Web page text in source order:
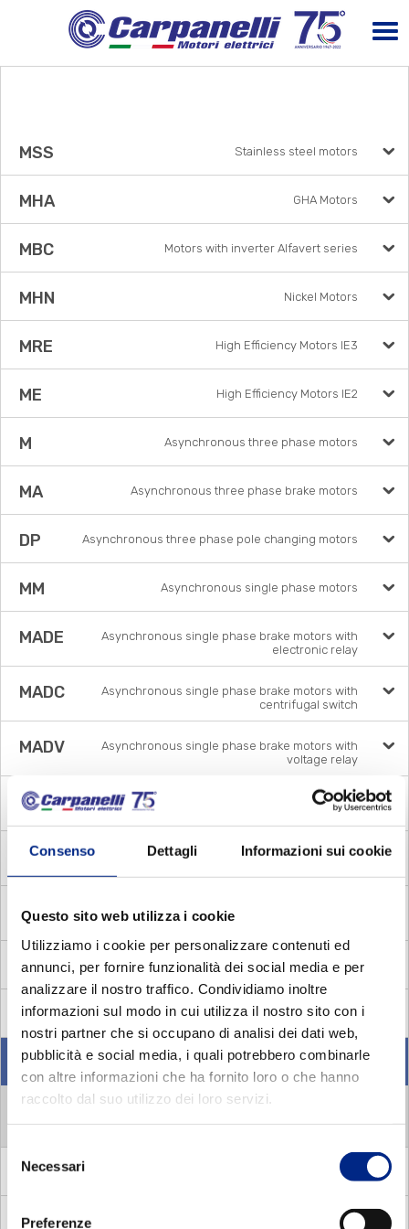
Consenso Dettagli Informazioni sui cookie
Questo sito web utilizza i cookie
Utilizziamo i cookie per personalizzare contenuti ed
annunci, per fornire funzionalità dei social media e per
analizzare il nostro traffico. Condividiamo inoltre
informazioni sul modo in cui utilizza il nostro sito con i
nostri partner che si occupano di analisi dei dati web,
pubblicità e social media, i quali potrebbero combinarle
con altre informazioni che ha fornito loro o che hanno
raccolto dal suo utilizzo dei loro servizi.
Selezione
del
consenso
Necessari
Preferenze
MSS Stainless steel motors
MHA GHA Motors
MBC Motors with inverter Alfavert series
MHN Nickel Motors
MRE High Efficiency Motors IE3
ME High Efficiency Motors IE2
M Asynchronous three phase motors
MA Asynchronous three phase brake motors
DP Asynchronous three phase pole changing motors
MM Asynchronous single phase motors
MADE
Asynchronous single phase brake motors with
electronic relay
MADC
Asynchronous single phase brake motors with
centrifugal switch
MADV
Asynchronous single phase brake motors with
voltage relay
MDE
Asynchronous single phase motors with electronic
relay
MDC
Asynchronous single phase motors with centrifugal
MADP
Asynchronous three phase pole changing brake
MMA Asynchronous single phase brake motors
MV Flux vector
MVC Compat square vector motors
MVS Vectorial motors with standard frame
Blowers